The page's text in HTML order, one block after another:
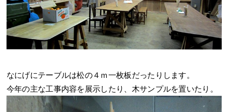
なにげにテーブルは松の４ｍ一枚板だったりします。
今年の主な工事内容を展示したり、木サンプルを置いたり。